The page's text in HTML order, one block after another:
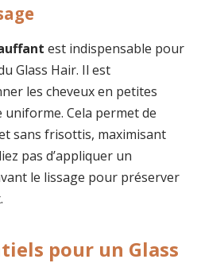
est indispensable pour
Glass Hair. Il est
les cheveux en petites
Cela permet de
sans frisottis, maximisant
pas d’appliquer un
le lissage pour préserver
pour un Glass